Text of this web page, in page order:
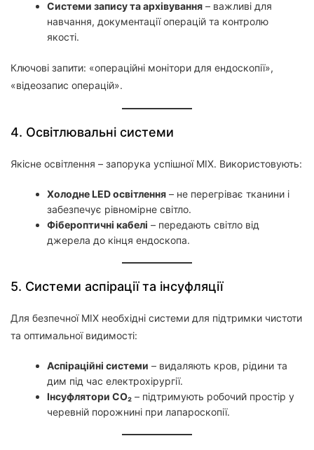
Системи запису та архівування – важливі для
навчання, документації операцій та контролю
якості.
Ключові запити: «операційні монітори для ендоскопії»,
«відеозапис операцій».
4. Освітлювальні системи
Якісне освітлення – запорука успішної МІХ. Використовують:
Холодне LED освітлення – не перегріває тканини і
забезпечує рівномірне світло.
Фібероптичні кабелі – передають світло від
джерела до кінця ендоскопа.
5. Системи аспірації та інсуфляції
Для безпечної МІХ необхідні системи для підтримки чистоти
та оптимальної видимості:
Аспіраційні системи – видаляють кров, рідини та
дим під час електрохірургії.
Інсуфлятори CO₂ – підтримують робочий простір у
черевній порожнині при лапароскопії.